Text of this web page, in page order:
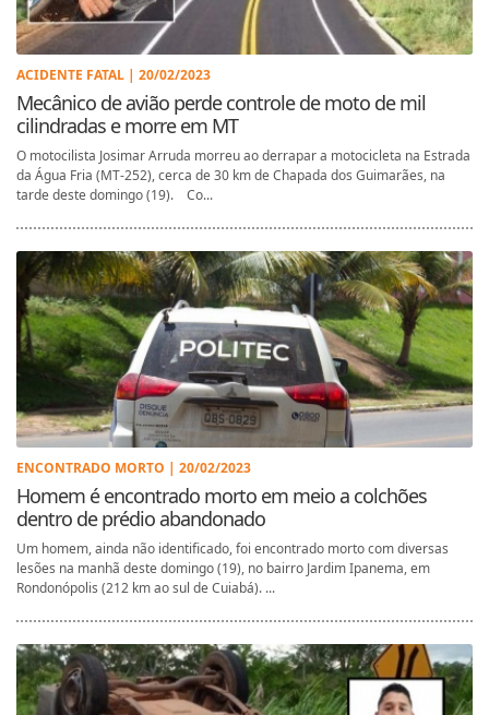
ACIDENTE FATAL | 20/02/2023
Mecânico de avião perde controle de moto de mil
cilindradas e morre em MT
O motocilista Josimar Arruda morreu ao derrapar a motocicleta na Estrada
da Água Fria (MT-252), cerca de 30 km de Chapada dos Guimarães, na
tarde deste domingo (19). Co...
ENCONTRADO MORTO | 20/02/2023
Homem é encontrado morto em meio a colchões
dentro de prédio abandonado
Um homem, ainda não identificado, foi encontrado morto com diversas
lesões na manhã deste domingo (19), no bairro Jardim Ipanema, em
Rondonópolis (212 km ao sul de Cuiabá). ...